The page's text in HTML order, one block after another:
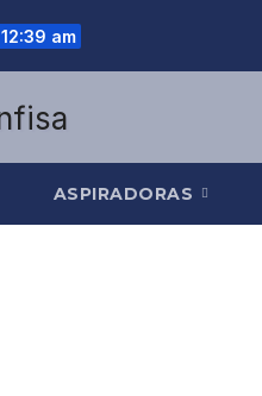
12:39 am
ASPIRADORAS